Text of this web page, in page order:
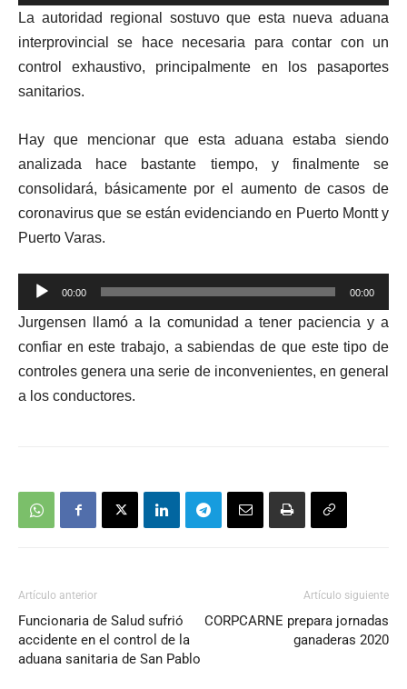
audio
La autoridad regional sostuvo que esta nueva aduana
interprovincial se hace necesaria para contar con un
control exhaustivo, principalmente en los pasaportes
sanitarios.
Hay que mencionar que esta aduana estaba siendo
analizada hace bastante tiempo, y finalmente se
consolidará, básicamente por el aumento de casos de
coronavirus que se están evidenciando en Puerto Montt y
Puerto Varas.
Reproductor
de
audio
00:00 00:00
Jurgensen llamó a la comunidad a tener paciencia y a
confiar en este trabajo, a sabiendas de que este tipo de
controles genera una serie de inconvenientes, en general
a los conductores.
Artículo anterior
Funcionaria de Salud sufrió
accidente en el control de la
aduana sanitaria de San Pablo
Artículo siguiente
CORPCARNE prepara jornadas
ganaderas 2020